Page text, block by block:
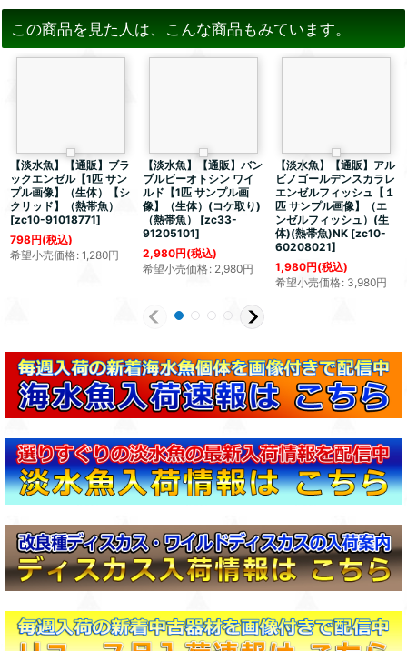
この商品を見た人は、こんな商品もみています。
【淡水魚】【通販】ブラ
ックエンゼル【1匹 サン
プル画像】（生体）【シ
クリッド】（熱帯魚）
[zc10-91018771]
798円(税込)
希望小売価格: 1,280円
【淡水魚】【通販】バン
ブルビーオトシン ワイ
ルド【1匹 サンプル画
像】（生体）(コケ取り)
（熱帯魚）
[zc33-
91205101]
2,980円(税込)
希望小売価格: 2,980円
【淡水魚】【通販】アル
ビノゴールデンスカラレ
エンゼルフィッシュ【１
匹 サンプル画像】（エ
ンゼルフィッシュ）(生
体)(熱帯魚)NK [zc10-
60208021]
1,980円(税込)
希望小売価格: 3,980円